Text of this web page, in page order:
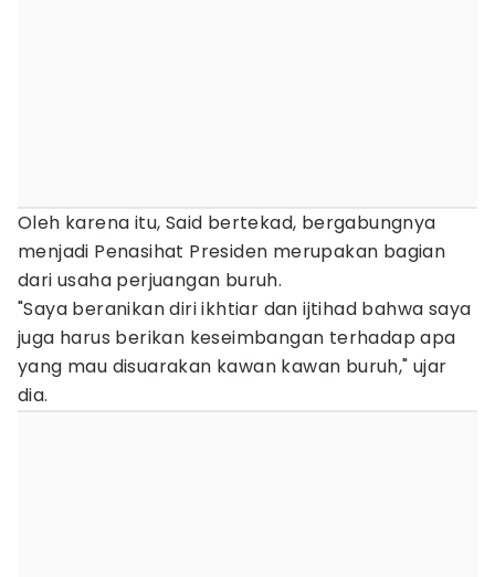
Oleh karena itu, Said bertekad, bergabungnya
menjadi Penasihat Presiden merupakan bagian
dari usaha perjuangan buruh.
"Saya beranikan diri ikhtiar dan ijtihad bahwa saya
juga harus berikan keseimbangan terhadap apa
yang mau disuarakan kawan kawan buruh," ujar
dia.